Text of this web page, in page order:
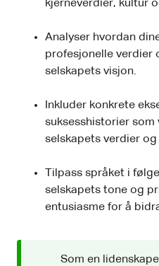
kjerneverdier, kultur
Analyser hvordan
profesjonelle verdier
selskapets visjon.
Inkluder konkrete
suksesshistorier som
selskapets verdier og
Tilpass språket i
selskapets tone og
entusiasme for å
Som en